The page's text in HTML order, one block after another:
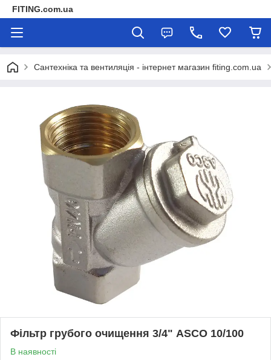
FITING.com.ua
Сантехніка та вентиляція - інтернет магазин fiting.com.ua
Фільтр грубого очищення 3/4" ASСO 10/100
В наявності